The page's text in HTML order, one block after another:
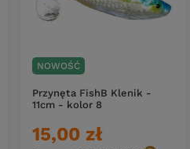
NOWOŚĆ
Przynęta FishB Klenik -
11cm - kolor 8
15,00 zł